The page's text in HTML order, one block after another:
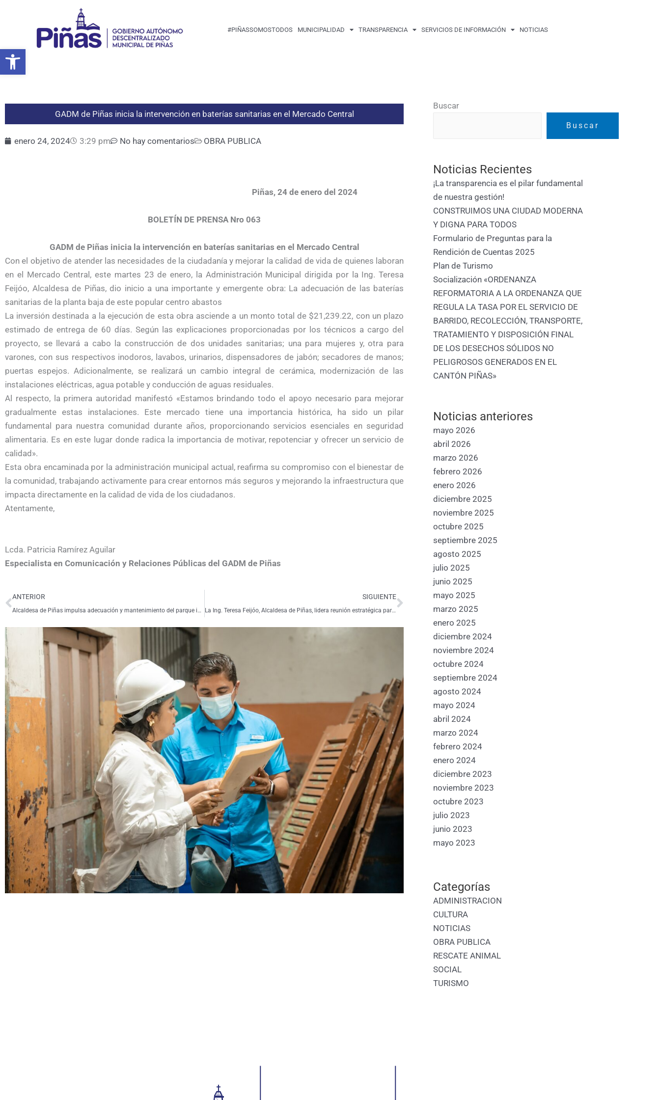
Abrir barra de herramientas
#PIÑASSOMOSTODOS MUNICIPALIDAD TRANSPARENCIA SERVICIOS DE INFORMACIÓN NOTICIAS
GADM de Piñas inicia la intervención en baterías sanitarias en el Mercado Central
enero 24, 2024 3:29 pm No hay comentarios OBRA PUBLICA
Piñas, 24 de enero del 2024
BOLETÍN DE PRENSA Nro 063
GADM de Piñas inicia la intervención en baterías sanitarias en el Mercado Central
Con el objetivo de atender las necesidades de la ciudadanía y mejorar la calidad de vida de quienes laboran
en el Mercado Central, este martes 23 de enero, la Administración Municipal dirigida por la Ing. Teresa
Feijóo, Alcaldesa de Piñas, dio inicio a una importante y emergente obra: La adecuación de las baterías
sanitarias de la planta baja de este popular centro abastos
La inversión destinada a la ejecución de esta obra asciende a un monto total de $21,239.22, con un plazo
estimado de entrega de 60 días. Según las explicaciones proporcionadas por los técnicos a cargo del
proyecto, se llevará a cabo la construcción de dos unidades sanitarias; una para mujeres y, otra para
varones, con sus respectivos inodoros, lavabos, urinarios, dispensadores de jabón; secadores de manos;
puertas espejos. Adicionalmente, se realizará un cambio integral de cerámica, modernización de las
instalaciones eléctricas, agua potable y conducción de aguas residuales.
Al respecto, la primera autoridad manifestó «Estamos brindando todo el apoyo necesario para mejorar
gradualmente estas instalaciones. Este mercado tiene una importancia histórica, ha sido un pilar
fundamental para nuestra comunidad durante años, proporcionando servicios esenciales en seguridad
alimentaria. Es en este lugar donde radica la importancia de motivar, repotenciar y ofrecer un servicio de
calidad».
Esta obra encaminada por la administración municipal actual, reafirma su compromiso con el bienestar de
la comunidad, trabajando activamente para crear entornos más seguros y mejorando la infraestructura que
impacta directamente en la calidad de vida de los ciudadanos.
Atentamente,
Lcda. Patricia Ramírez Aguilar
Especialista en Comunicación y Relaciones Públicas del GADM de Piñas
ANTERIOR
Alcaldesa de Piñas impulsa adecuación y mantenimiento del parque infantil
SIGUIENTE
La Ing. Teresa Feijóo, Alcaldesa de Piñas, lidera reunión estratégica para garantizar seguridad durante el feriado de carnaval
Siguiente
Buscar
Buscar
Noticias Recientes
¡La transparencia es el pilar fundamental
de nuestra gestión!
CONSTRUIMOS UNA CIUDAD MODERNA
Y DIGNA PARA TODOS
Formulario de Preguntas para la
Rendición de Cuentas 2025
Plan de Turismo
Socialización «ORDENANZA
REFORMATORIA A LA ORDENANZA QUE
REGULA LA TASA POR EL SERVICIO DE
BARRIDO, RECOLECCIÓN, TRANSPORTE,
TRATAMIENTO Y DISPOSICIÓN FINAL
DE LOS DESECHOS SÓLIDOS NO
PELIGROSOS GENERADOS EN EL
CANTÓN PIÑAS»
Noticias anteriores
mayo 2026
abril 2026
marzo 2026
febrero 2026
enero 2026
diciembre 2025
noviembre 2025
octubre 2025
septiembre 2025
agosto 2025
julio 2025
junio 2025
mayo 2025
marzo 2025
enero 2025
diciembre 2024
noviembre 2024
octubre 2024
septiembre 2024
agosto 2024
mayo 2024
abril 2024
marzo 2024
febrero 2024
enero 2024
diciembre 2023
noviembre 2023
octubre 2023
julio 2023
junio 2023
mayo 2023
Categorías
ADMINISTRACION
CULTURA
NOTICIAS
OBRA PUBLICA
RESCATE ANIMAL
SOCIAL
TURISMO